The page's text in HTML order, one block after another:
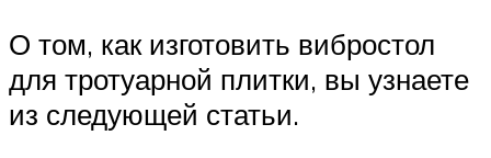
О том, как изготовить вибростол
для тротуарной плитки, вы узнаете
из следующей статьи.